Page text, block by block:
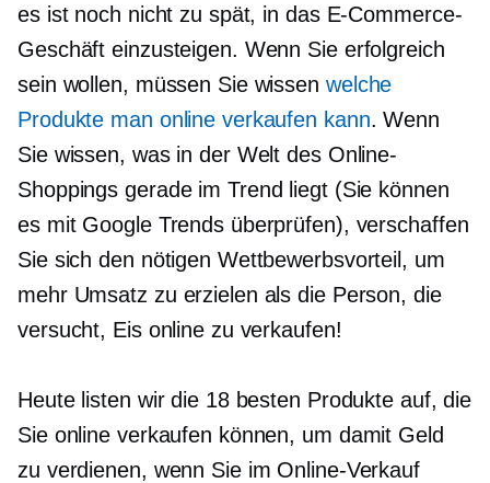
es ist noch nicht zu spät, in das E-Commerce-
Geschäft einzusteigen. Wenn Sie erfolgreich
sein wollen, müssen Sie wissen welche
Produkte man online verkaufen kann. Wenn
Sie wissen, was in der Welt des Online-
Shoppings gerade im Trend liegt (Sie können
es mit Google Trends überprüfen), verschaffen
Sie sich den nötigen Wettbewerbsvorteil, um
mehr Umsatz zu erzielen als die Person, die
versucht, Eis online zu verkaufen!
Heute listen wir die 18 besten Produkte auf, die
Sie online verkaufen können, um damit Geld
zu verdienen, wenn Sie im Online-Verkauf